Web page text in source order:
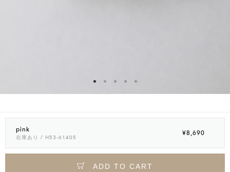
pink
在庫あり / H53-61405
¥8,690
ADD TO CART